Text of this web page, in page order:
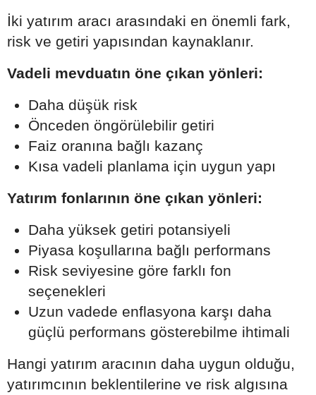
İki yatırım aracı arasındaki en önemli fark,
risk ve getiri yapısından kaynaklanır.
Vadeli mevduatın öne çıkan yönleri:
Daha düşük risk
Önceden öngörülebilir getiri
Faiz oranına bağlı kazanç
Kısa vadeli planlama için uygun yapı
Yatırım fonlarının öne çıkan yönleri:
Daha yüksek getiri potansiyeli
Piyasa koşullarına bağlı performans
Risk seviyesine göre farklı fon
seçenekleri
Uzun vadede enflasyona karşı daha
güçlü performans gösterebilme ihtimali
Hangi yatırım aracının daha uygun olduğu,
yatırımcının beklentilerine ve risk algısına